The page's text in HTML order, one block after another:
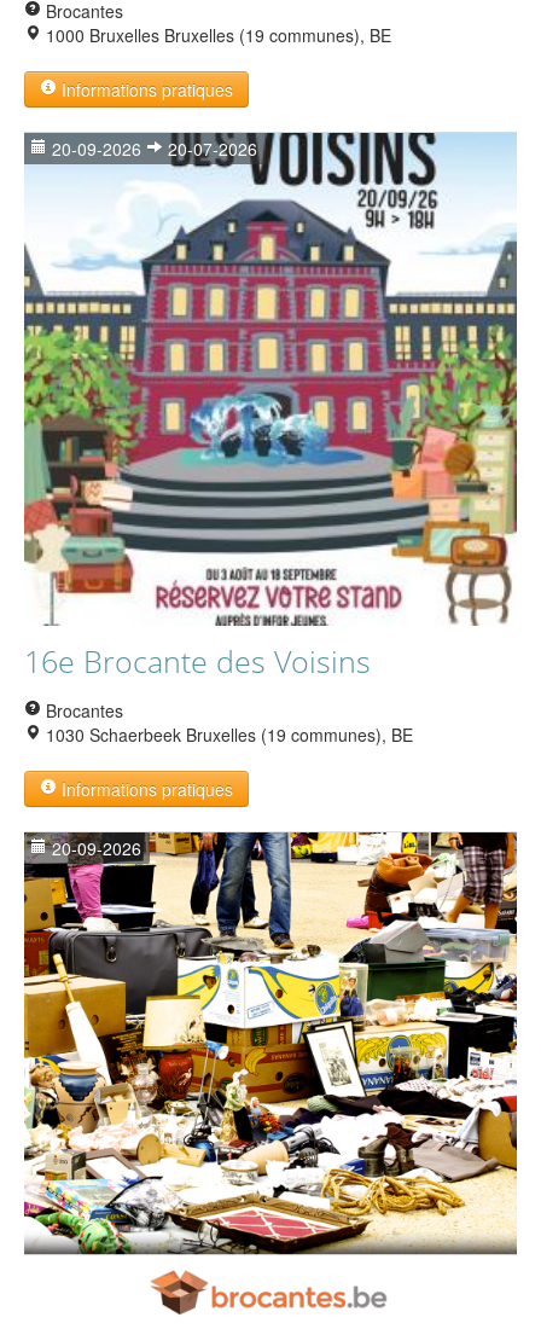
Brocantes
1000 Bruxelles Bruxelles (19 communes), BE
Informations pratiques
20-09-2026 20-07-2026
16e Brocante des Voisins
Brocantes
1030 Schaerbeek Bruxelles (19 communes), BE
Informations pratiques
20-09-2026